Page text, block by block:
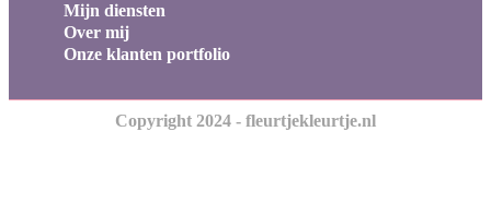
Mijn diensten
Over mij
Onze klanten portfolio
Copyright 2024 - fleurtjekleurtje.nl